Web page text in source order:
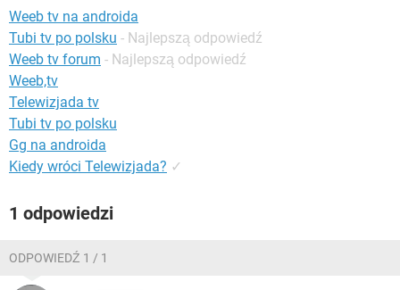
WINDOWS 10
Weeb tv na androida
Tubi tv po polsku - Najlepszą odpowiedź
Weeb tv forum - Najlepszą odpowiedź
Weeb,tv
Telewizjada tv
Tubi tv po polsku
Gg na androida
Kiedy wróci Telewizjada? ✓
1 odpowiedzi
ODPOWIEDŹ 1 / 1